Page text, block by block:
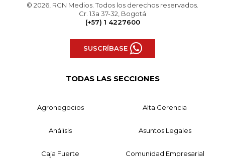
© 2026, RCN Medios. Todos los derechos reservados.
Cr. 13a 37-32, Bogotá
(+57) 1 4227600
SUSCRÍBASE
TODAS LAS SECCIONES
Agronegocios Alta Gerencia
Análisis Asuntos Legales
Caja Fuerte Comunidad Empresarial